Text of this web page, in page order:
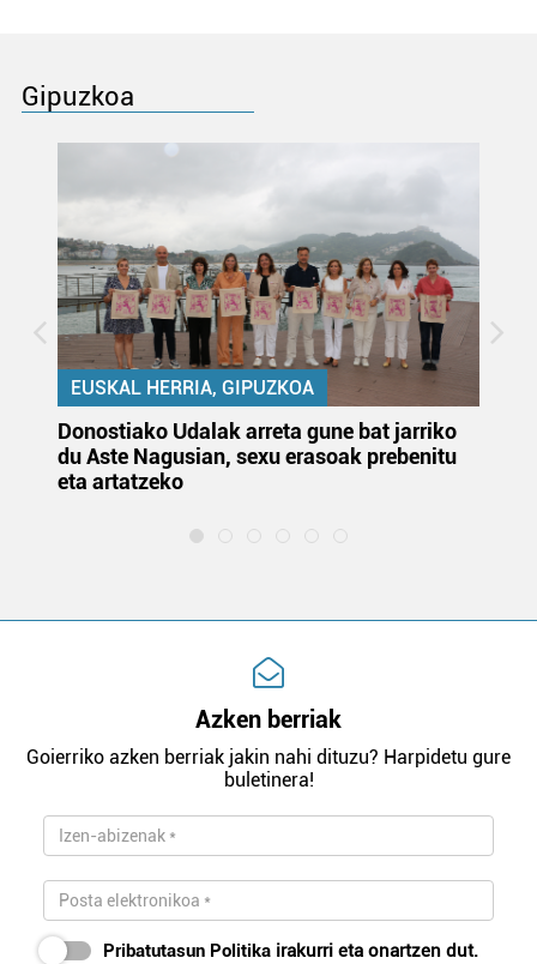
Gipuzkoa
EUSKAL HERRIA, GIPUZKOA
Donostiako Udalak arreta gune bat jarriko
du Aste Nagusian, sexu erasoak prebenitu
eta artatzeko
Azken berriak
Goierriko azken berriak jakin nahi dituzu? Harpidetu gure
buletinera!
Pribatutasun Politika irakurri eta onartzen dut.